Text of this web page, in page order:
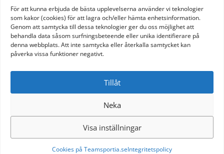
För att kunna erbjuda de bästa upplevelserna använder vi teknologier
som kakor (cookies) för att lagra och/eller hämta enhetsinformation.
Genom att samtycka till dessa teknologier ger du oss möjlighet att
behandla data såsom surfningsbeteende eller unika identifierare på
denna webbplats. Att inte samtycka eller återkalla samtycket kan
påverka vissa funktioner negativt.
Tillåt
Neka
Visa inställningar
Cookies på Teamsportia.seIntegritetspolicy
Följ oss